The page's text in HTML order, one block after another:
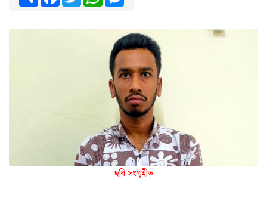
ছবি সংগৃহীত